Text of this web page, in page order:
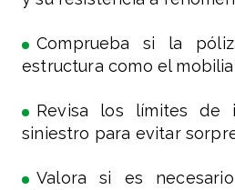
Comprueba si la
estructura como el
Revisa los límites de
siniestro para evitar
Valora si es